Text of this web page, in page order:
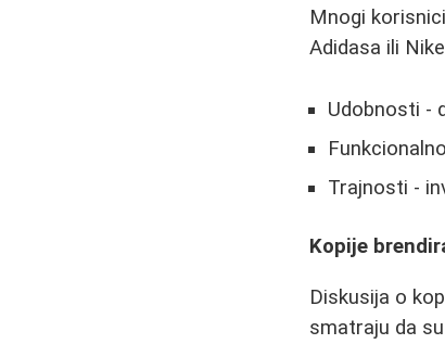
Mnogi
Adidasa ili
Udobnosti -
Trajnosti -
Kopije
Diskusija o
smatraju da